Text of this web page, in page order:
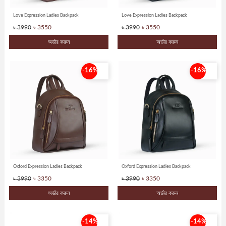
Wallet
Leather
Artificial
Shoes
Best
selling
Love Expression Ladies Backpack
৳ 3990 ৳ 3550
অর্ডার করুন
Love Expression Ladies Backpack
৳ 3990 ৳ 3550
অর্ডার করুন
-16%
Oxford Expression Ladies Backpack
৳ 3990 ৳ 3350
অর্ডার করুন
-16%
Oxford Expression Ladies Backpack
৳ 3990 ৳ 3350
অর্ডার করুন
-14% -14%